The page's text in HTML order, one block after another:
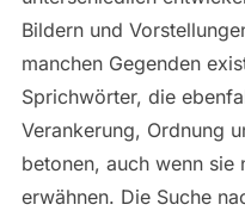
Bildern und
manchen Gegenden
Sprichwörter, die
Verankerung, Ordnung
betonen, auch wenn
erwähnen. Die Suche